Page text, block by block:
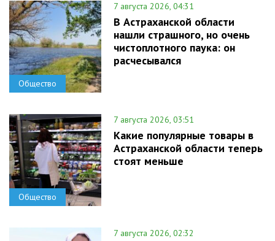
Общество
7 августа 2026, 04:31
В Астраханской области
нашли страшного, но очень
чистоплотного паука: он
расчесывался
Общество
7 августа 2026, 03:51
Какие популярные товары в
Астраханской области теперь
стоят меньше
7 августа 2026, 02:32